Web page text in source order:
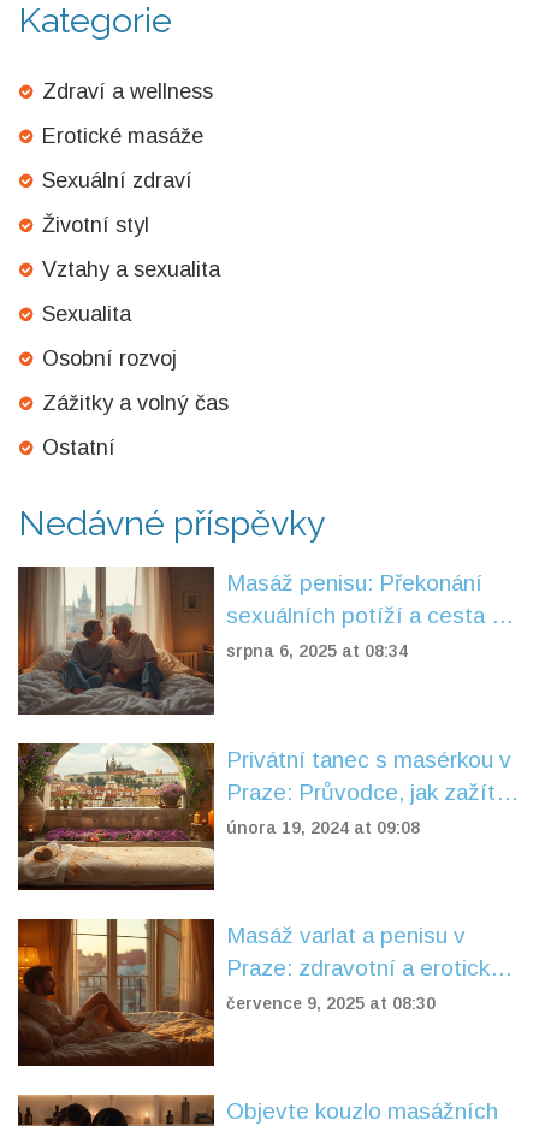
Kategorie
Zdraví a wellness
Erotické masáže
Sexuální zdraví
Životní styl
Vztahy a sexualita
Sexualita
Osobní rozvoj
Zážitky a volný čas
Ostatní
Nedávné příspěvky
Masáž penisu: Překonání
sexuálních potíží a cesta ke
zdravějšímu milostnému
srpna 6, 2025 at 08:34
Privátní tanec s masérkou v
Praze: Průvodce, jak zažít
nezapomenutelný zážitek
února 19, 2024 at 09:08
Masáž varlat a penisu v
Praze: zdravotní a erotické
benefity, které musíte znát
července 9, 2025 at 08:30
Objevte kouzlo masážních